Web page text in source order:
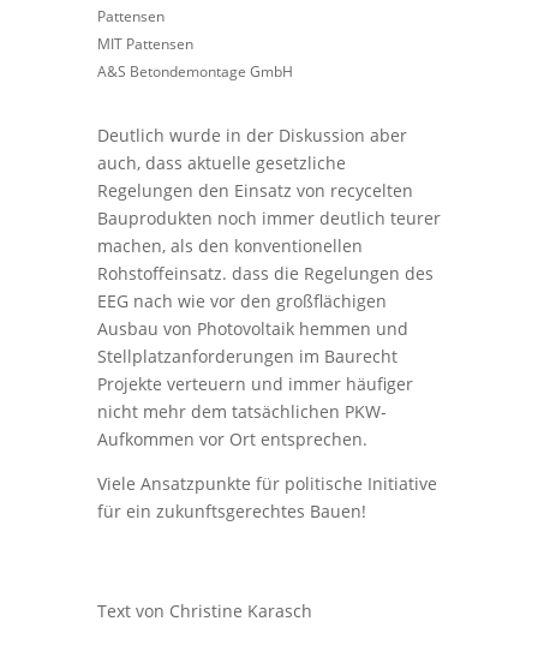
Pattensen
MIT Pattensen
A&S Betondemontage GmbH
Deutlich wurde in der Diskussion aber
auch, dass aktuelle gesetzliche
Regelungen den Einsatz von recycelten
Bauprodukten noch immer deutlich teurer
machen, als den konventionellen
Rohstoffeinsatz. dass die Regelungen des
EEG nach wie vor den großflächigen
Ausbau von Photovoltaik hemmen und
Stellplatzanforderungen im Baurecht
Projekte verteuern und immer häufiger
nicht mehr dem tatsächlichen PKW-
Aufkommen vor Ort entsprechen.
Viele Ansatzpunkte für politische Initiative
für ein zukunftsgerechtes Bauen!
Text von Christine Karasch